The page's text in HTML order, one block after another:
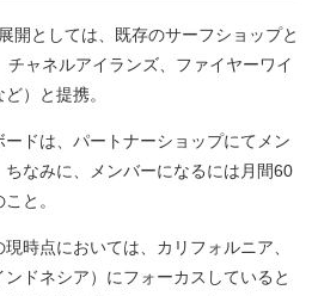
開としては、既存のサーフショップと
ャネルアイランズ、ファイヤーワイ
）と提携。
ドは、パートナーショップにてメン
なみに、メンバーになるには月間60
と。
時点においては、カリフォルニア、
ドネシア）にフォーカスしていると